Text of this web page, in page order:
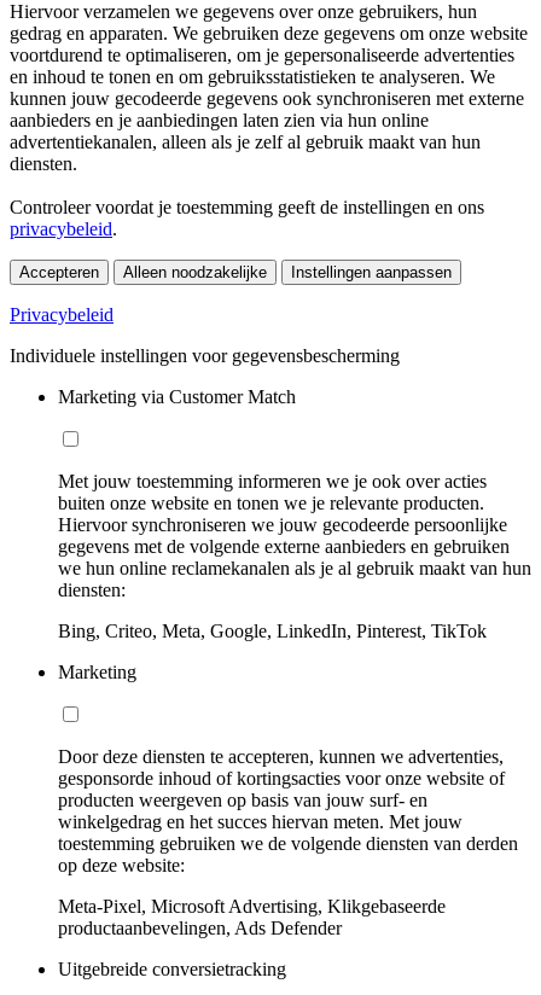
Hiervoor verzamelen we gegevens over onze gebruikers, hun
gedrag en apparaten. We gebruiken deze gegevens om onze website
voortdurend te optimaliseren, om je gepersonaliseerde advertenties
en inhoud te tonen en om gebruiksstatistieken te analyseren. We
kunnen jouw gecodeerde gegevens ook synchroniseren met externe
aanbieders en je aanbiedingen laten zien via hun online
advertentiekanalen, alleen als je zelf al gebruik maakt van hun
diensten.
Controleer voordat je toestemming geeft de instellingen en ons
privacybeleid.
Accepteren Alleen noodzakelijke Instellingen aanpassen
Privacybeleid
Individuele instellingen voor gegevensbescherming
Marketing via Customer Match
Met jouw toestemming informeren we je ook over acties
buiten onze website en tonen we je relevante producten.
Hiervoor synchroniseren we jouw gecodeerde persoonlijke
gegevens met de volgende externe aanbieders en gebruiken
we hun online reclamekanalen als je al gebruik maakt van hun
diensten:
Bing, Criteo, Meta, Google, LinkedIn, Pinterest, TikTok
Marketing
Door deze diensten te accepteren, kunnen we advertenties,
gesponsorde inhoud of kortingsacties voor onze website of
producten weergeven op basis van jouw surf- en
winkelgedrag en het succes hiervan meten. Met jouw
toestemming gebruiken we de volgende diensten van derden
op deze website:
Meta-Pixel, Microsoft Advertising, Klikgebaseerde
productaanbevelingen, Ads Defender
Uitgebreide conversietracking